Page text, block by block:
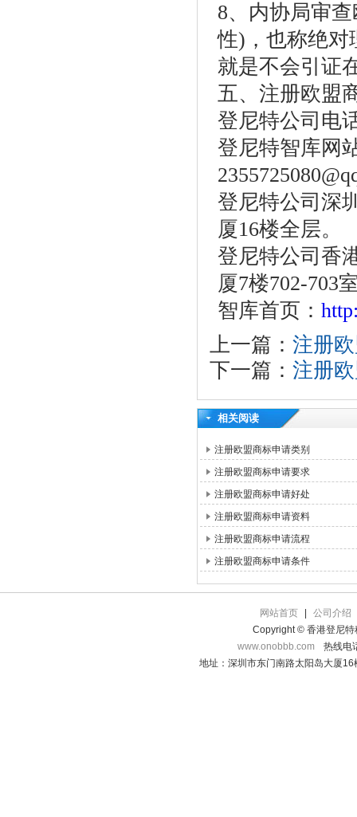
8、内协局审
性)，也称绝对
就是不会引证
五、注册欧盟
登尼特公司电
登尼特智库网
登尼特公司深
厦16楼全层。
登尼特公司香
厦7楼702-703
智库首页：
上一篇： 注册
下一篇： 注册
相关阅读
注册欧盟商标申请类别
注册欧盟商标申请要求
注册欧盟商标申请好处
注册欧盟商标申请资料
注册欧盟商标申请流程
注册欧盟商标申请条件
网站首页
公司介绍
Copyright © 香港登尼特
www.onobbb.com
热线电
地址：深圳市东门南路太阳岛大厦